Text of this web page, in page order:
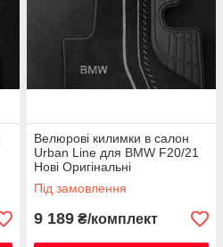
Велюрові килимки в салон
Urban Line для BMW F20/21
Нові Оригінальні
Під замовлення
9 189 ₴/комплект